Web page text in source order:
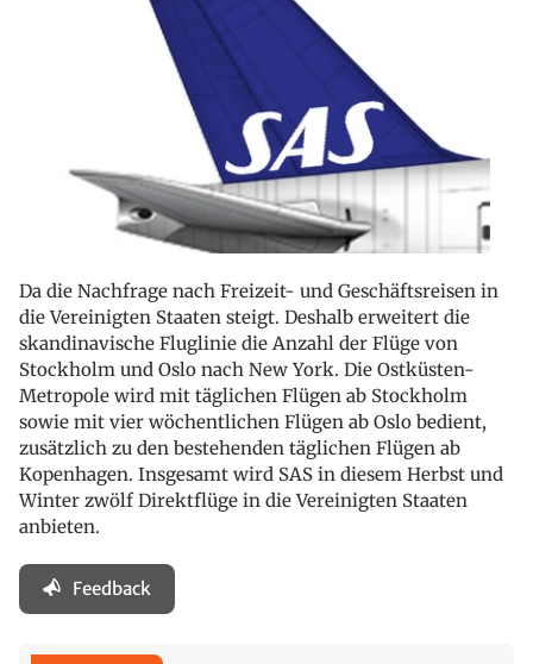
Da die Nachfrage nach Freizeit- und Geschäftsreisen in
die Vereinigten Staaten steigt. Deshalb erweitert die
skandinavische Fluglinie die Anzahl der Flüge von
Stockholm und Oslo nach New York. Die Ostküsten-
Metropole wird mit täglichen Flügen ab Stockholm
sowie mit vier wöchentlichen Flügen ab Oslo bedient,
zusätzlich zu den bestehenden täglichen Flügen ab
Kopenhagen. Insgesamt wird SAS in diesem Herbst und
Winter zwölf Direktflüge in die Vereinigten Staaten
anbieten.
Feedback